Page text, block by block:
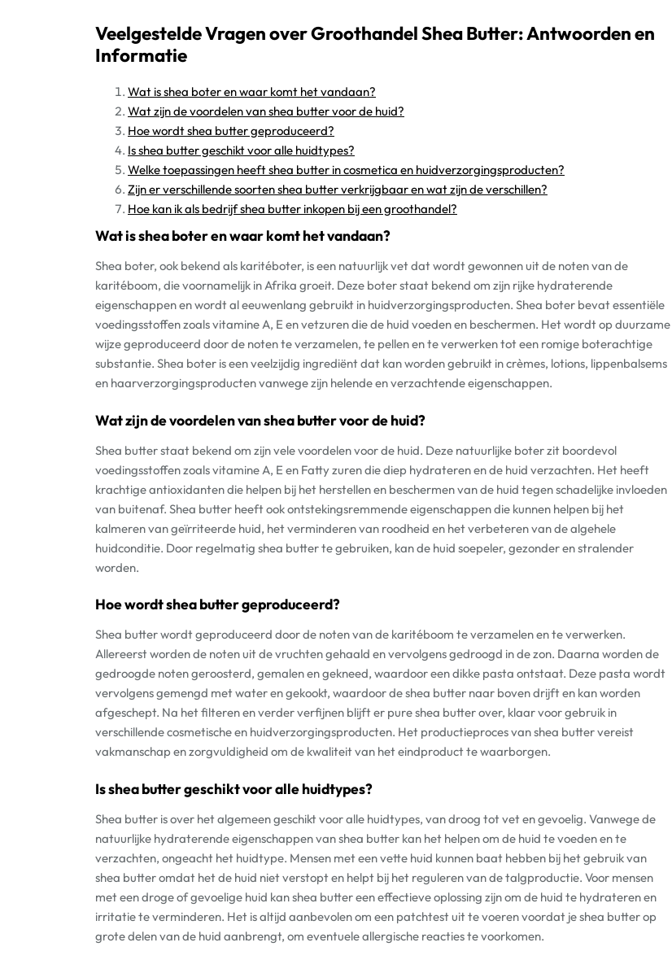
Veelgestelde Vragen over Groothandel Shea Butter: Antwoorden en
Informatie
Wat is shea boter en waar komt het vandaan?
Wat zijn de voordelen van shea butter voor de huid?
Hoe wordt shea butter geproduceerd?
Is shea butter geschikt voor alle huidtypes?
Welke toepassingen heeft shea butter in cosmetica en huidverzorgingsproducten?
Zijn er verschillende soorten shea butter verkrijgbaar en wat zijn de verschillen?
Hoe kan ik als bedrijf shea butter inkopen bij een groothandel?
Wat is shea boter en waar komt het vandaan?
Shea boter, ook bekend als karitéboter, is een natuurlijk vet dat wordt gewonnen uit de noten van de
karitéboom, die voornamelijk in Afrika groeit. Deze boter staat bekend om zijn rijke hydraterende
eigenschappen en wordt al eeuwenlang gebruikt in huidverzorgingsproducten. Shea boter bevat essentiële
voedingsstoffen zoals vitamine A, E en vetzuren die de huid voeden en beschermen. Het wordt op duurzame
wijze geproduceerd door de noten te verzamelen, te pellen en te verwerken tot een romige boterachtige
substantie. Shea boter is een veelzijdig ingrediënt dat kan worden gebruikt in crèmes, lotions, lippenbalsems
en haarverzorgingsproducten vanwege zijn helende en verzachtende eigenschappen.
Wat zijn de voordelen van shea butter voor de huid?
Shea butter staat bekend om zijn vele voordelen voor de huid. Deze natuurlijke boter zit boordevol
voedingsstoffen zoals vitamine A, E en Fatty zuren die diep hydrateren en de huid verzachten. Het heeft
krachtige antioxidanten die helpen bij het herstellen en beschermen van de huid tegen schadelijke invloeden
van buitenaf. Shea butter heeft ook ontstekingsremmende eigenschappen die kunnen helpen bij het
kalmeren van geïrriteerde huid, het verminderen van roodheid en het verbeteren van de algehele
huidconditie. Door regelmatig shea butter te gebruiken, kan de huid soepeler, gezonder en stralender
worden.
Hoe wordt shea butter geproduceerd?
Shea butter wordt geproduceerd door de noten van de karitéboom te verzamelen en te verwerken.
Allereerst worden de noten uit de vruchten gehaald en vervolgens gedroogd in de zon. Daarna worden de
gedroogde noten geroosterd, gemalen en gekneed, waardoor een dikke pasta ontstaat. Deze pasta wordt
vervolgens gemengd met water en gekookt, waardoor de shea butter naar boven drijft en kan worden
afgeschept. Na het filteren en verder verfijnen blijft er pure shea butter over, klaar voor gebruik in
verschillende cosmetische en huidverzorgingsproducten. Het productieproces van shea butter vereist
vakmanschap en zorgvuldigheid om de kwaliteit van het eindproduct te waarborgen.
Is shea butter geschikt voor alle huidtypes?
Shea butter is over het algemeen geschikt voor alle huidtypes, van droog tot vet en gevoelig. Vanwege de
natuurlijke hydraterende eigenschappen van shea butter kan het helpen om de huid te voeden en te
verzachten, ongeacht het huidtype. Mensen met een vette huid kunnen baat hebben bij het gebruik van
shea butter omdat het de huid niet verstopt en helpt bij het reguleren van de talgproductie. Voor mensen
met een droge of gevoelige huid kan shea butter een effectieve oplossing zijn om de huid te hydrateren en
irritatie te verminderen. Het is altijd aanbevolen om een patchtest uit te voeren voordat je shea butter op
grote delen van de huid aanbrengt, om eventuele allergische reacties te voorkomen.